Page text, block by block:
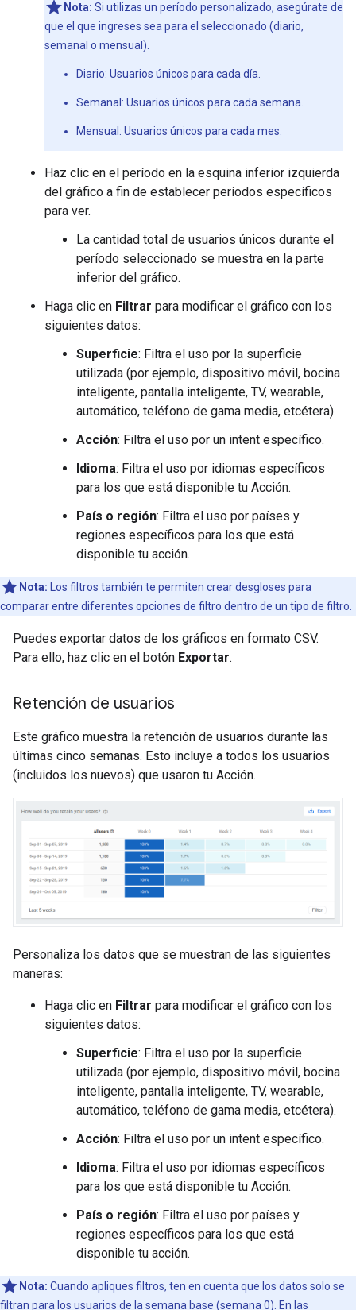
Nota: Si utilizas un período personalizado, asegúrate de
que el que ingreses sea para el seleccionado (diario,
semanal o mensual).
Diario: Usuarios únicos para cada día.
Semanal: Usuarios únicos para cada semana.
Mensual: Usuarios únicos para cada mes.
Haz clic en el período en la esquina inferior izquierda
del gráfico a fin de establecer períodos específicos
para ver.
La cantidad total de usuarios únicos durante el
período seleccionado se muestra en la parte
inferior del gráfico.
Haga clic en Filtrar para modificar el gráfico con los
siguientes datos:
Superficie: Filtra el uso por la superficie
utilizada (por ejemplo, dispositivo móvil, bocina
inteligente, pantalla inteligente, TV, wearable,
automático, teléfono de gama media, etcétera).
Acción: Filtra el uso por un intent específico.
Idioma: Filtra el uso por idiomas específicos
para los que está disponible tu Acción.
País o región: Filtra el uso por países y
regiones específicos para los que está
disponible tu acción.
Nota: Los filtros también te permiten crear desgloses para
comparar entre diferentes opciones de filtro dentro de un tipo de filtro.
Puedes exportar datos de los gráficos en formato CSV.
Para ello, haz clic en el botón Exportar.
Retención de usuarios
Este gráfico muestra la retención de usuarios durante las
últimas cinco semanas. Esto incluye a todos los usuarios
(incluidos los nuevos) que usaron tu Acción.
Personaliza los datos que se muestran de las siguientes
maneras:
Haga clic en Filtrar para modificar el gráfico con los
siguientes datos:
Superficie: Filtra el uso por la superficie
utilizada (por ejemplo, dispositivo móvil, bocina
inteligente, pantalla inteligente, TV, wearable,
automático, teléfono de gama media, etcétera).
Acción: Filtra el uso por un intent específico.
Idioma: Filtra el uso por idiomas específicos
para los que está disponible tu Acción.
País o región: Filtra el uso por países y
regiones específicos para los que está
disponible tu acción.
Nota: Cuando apliques filtros, ten en cuenta que los datos solo se
filtran para los usuarios de la semana base (semana 0). En las